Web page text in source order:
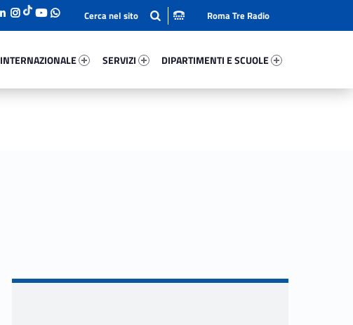
INTERNAZIONALE
SERVIZI
DIPARTIMENTI E SCUOLE
Roma Tre Radio